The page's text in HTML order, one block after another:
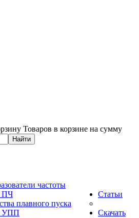
Товаров в корзине на сумму
частоты
ПЧ
плавного пуска
УПП
Статьи
Скачать